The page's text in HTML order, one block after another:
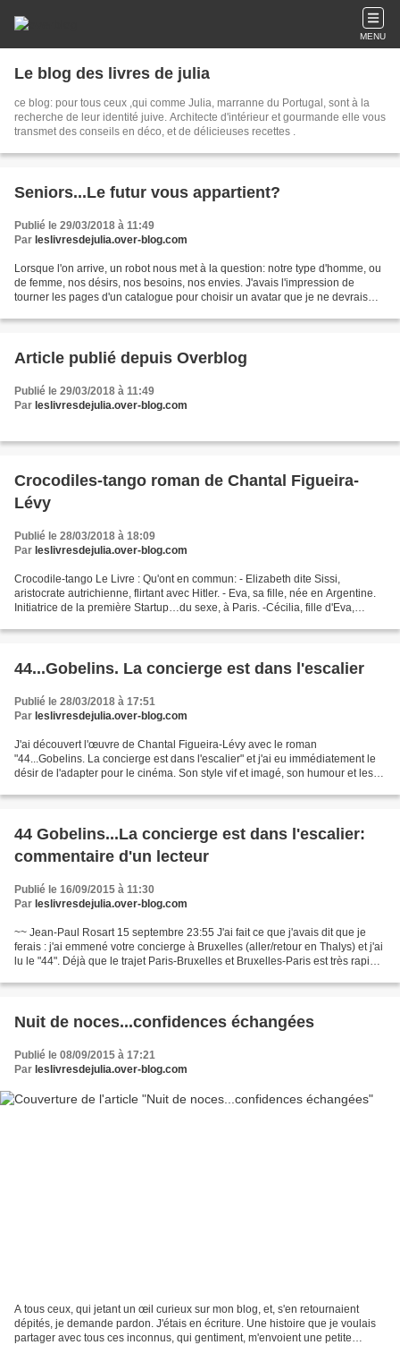
MENU
Le blog des livres de julia
ce blog: pour tous ceux ,qui comme Julia, marranne du Portugal, sont à la
recherche de leur identité juive. Architecte d'intérieur et gourmande elle vous
transmet des conseils en déco, et de délicieuses recettes .
Seniors...Le futur vous appartient?
Publié le 29/03/2018 à 11:49
Par leslivresdejulia.over-blog.com
Lorsque l'on arrive, un robot nous met à la question: notre type d'homme, ou
de femme, nos désirs, nos besoins, nos envies. J'avais l'impression de
tourner les pages d'un catalogue pour choisir un avatar que je ne devrais
Article publié depuis Overblog
Publié le 29/03/2018 à 11:49
Par leslivresdejulia.over-blog.com
Crocodiles-tango roman de Chantal Figueira-
Lévy
Publié le 28/03/2018 à 18:09
Par leslivresdejulia.over-blog.com
Crocodile-tango Le Livre : Qu'ont en commun: - Elizabeth dite Sissi,
aristocrate autrichienne, flirtant avec Hitler. - Eva, sa fille, née en Argentine.
Initiatrice de la première Startup…du sexe, à Paris. -Cécilia, fille d'Eva,
44...Gobelins. La concierge est dans l'escalier
Publié le 28/03/2018 à 17:51
Par leslivresdejulia.over-blog.com
J'ai découvert l'œuvre de Chantal Figueira-Lévy avec le roman
"44...Gobelins. La concierge est dans l'escalier" et j'ai eu immédiatement le
désir de l'adapter pour le cinéma. Son style vif et imagé, son humour et les
44 Gobelins...La concierge est dans l'escalier:
commentaire d'un lecteur
Publié le 16/09/2015 à 11:30
Par leslivresdejulia.over-blog.com
~~ Jean-Paul Rosart 15 septembre 23:55 J'ai fait ce que j'avais dit que je
ferais : j'ai emmené votre concierge à Bruxelles (aller/retour en Thalys) et j'ai
lu le "44". Déjà que le trajet Paris-Bruxelles et Bruxelles-Paris est très rapide,
Nuit de noces...confidences échangées
Publié le 08/09/2015 à 17:21
Par leslivresdejulia.over-blog.com
A tous ceux, qui jetant un œil curieux sur mon blog, et, s'en retournaient
dépités, je demande pardon. J'étais en écriture. Une histoire que je voulais
partager avec tous ces inconnus, qui gentiment, m'envoient une petite